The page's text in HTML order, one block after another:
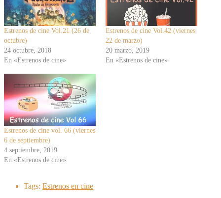
Estrenos de cine Vol.21 (26 de
octubre)
24 octubre, 2018
En «Estrenos de cine»
Estrenos de cine Vol.42 (viernes
22 de marzo)
20 marzo, 2019
En «Estrenos de cine»
Estrenos de cine vol. 66 (viernes
6 de septiembre)
4 septiembre, 2019
En «Estrenos de cine»
Tags: Estrenos en cine